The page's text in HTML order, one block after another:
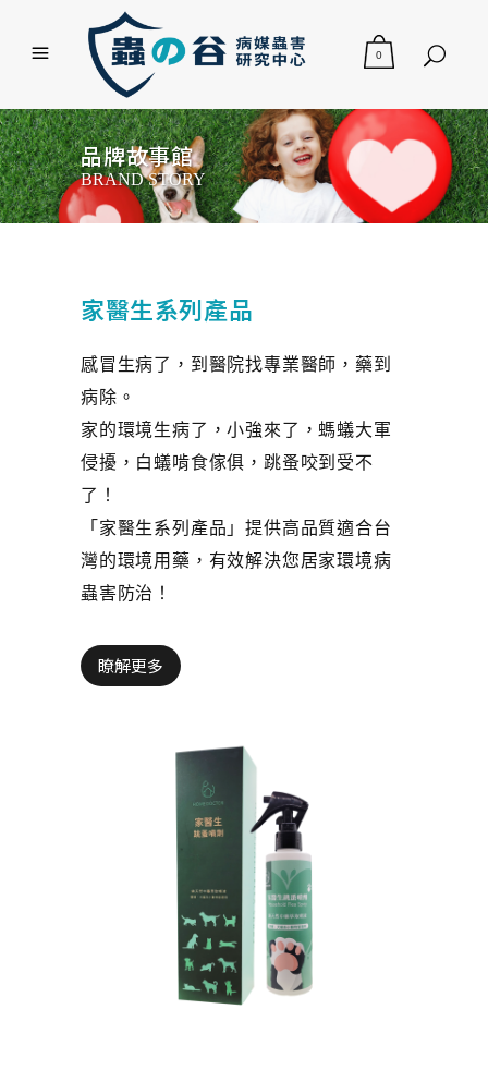
0
品牌故事館
BRAND STORY
家醫生系列產品
感冒生病了，到醫院找專業醫師，藥到
病除。
家的環境生病了，小強來了，螞蟻大軍
侵擾，白蟻啃食傢俱，跳蚤咬到受不
了！
「家醫生系列產品」提供高品質適合台
灣的環境用藥，有效解決您居家環境病
蟲害防治！
瞭解更多